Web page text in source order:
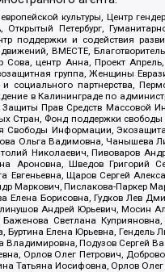
культуры, Центр
Петербург,
поддержки и содействия
движений, ВМЕСТЕ,
Сова, центр Анна, Проект
группа, Женщины
социального партнерства,
в Калининграде по
Прав Средств Массовой
Стран, Фонд поддержки
Свободы Информации,
Ольга Вадимовна, Чанышева
Николаевич, Пивоваров
Ароновна, Шведов Григорий
Щаров Сергей
Маркович, Пислакова-Паркер
Елена Борисовна, Гудков Лев
Андрей Юрьевич, Мосин
Светлана
Буртина Елена Юрьевна,
Подузов Сергей
Орлов Олег Петрович,
Татьяна Иосифовна, Орлов